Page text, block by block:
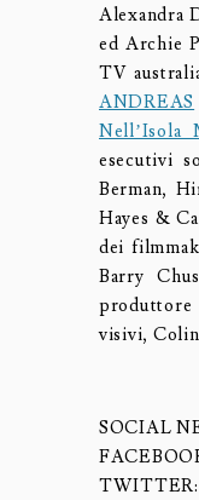
Alexandra
ed Archie
TV
ANDREAS
Nell’Isola
esecutivi
Berman,
Hayes &
dei
Barry
visivi, Colin
SOCIAL
TWITTER: